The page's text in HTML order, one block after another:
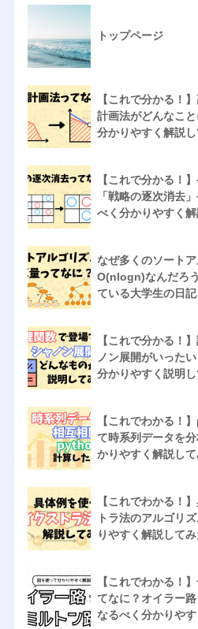
トップページ
【これで分かる！
計画法がどんなこ
分かりやすく解説
【これで分かる！
「戦略の逐次消去
べく分かりやすく
なぜ多くのソート
O(nlogn)なんだろ
ている大学生の日記
【これで分かる！
ノン展開がいった
分かりやすく説明
【これでわかる！
て時系列データを
かりやすく解説し
【これでわかる！
トラ法のアルゴリ
りやすく解説してみ
【これでわかる！
てなに？オイラー
なるべく分かりや